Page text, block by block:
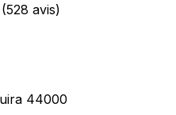
(528 avis)
44000